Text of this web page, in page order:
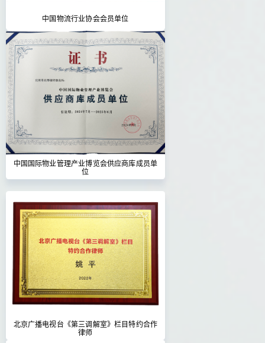
中国物流行业协会会员单位
中国国际物业管理产业博览会供应商库成员单
位
北京广播电视台《第三调解室》栏目特约合作
律师